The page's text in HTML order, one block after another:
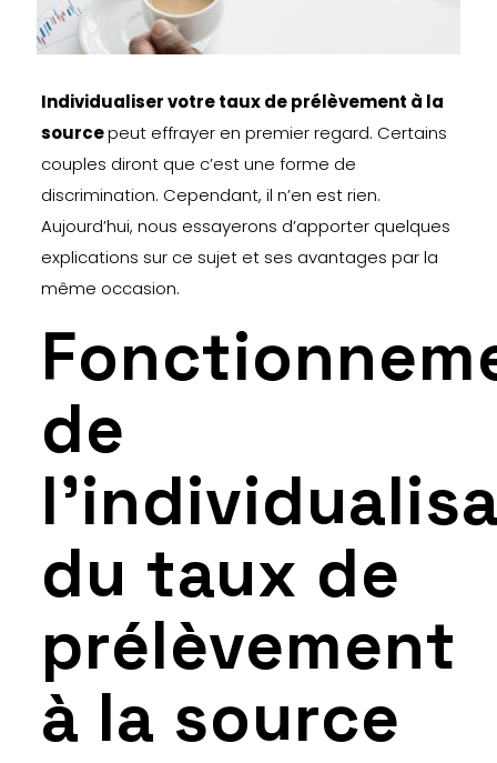
Individualiser votre taux de prélèvement à la
sourcepeut effrayer en premier regard. Certains
couples diront que c’est une forme de
discrimination. Cependant, il n’en est rien.
Aujourd’hui, nous essayerons d’apporter quelques
explications sur ce sujet et ses avantages par la
même occasion.
de
du taux de
prélèvement
à la source